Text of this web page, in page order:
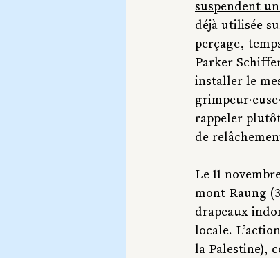
suspendent
déjà utilisée
perçage,
Parker
installer le
rappeler
de
Le 11
mont Raung
drapeaux
locale.
la Palestine),